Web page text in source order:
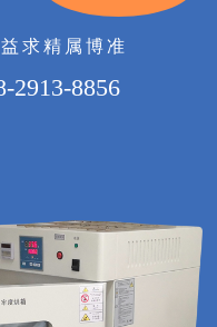
求精属博准
2913-8856